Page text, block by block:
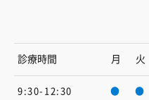
診療時間 月 火
9:30-12:30 ● ●